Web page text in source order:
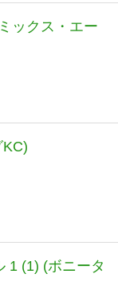
ックス・エー
KC)
1 (1) (ボニータ